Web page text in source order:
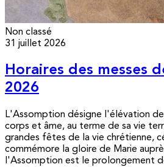
Non classé
31 juillet 2026
Horaires des messes
2026
L'Assomption désigne l'élévation
corps et âme, au terme de sa vie
grandes fêtes de la vie chrétienne,
commémore la gloire de Marie
l'Assomption est le prolongement